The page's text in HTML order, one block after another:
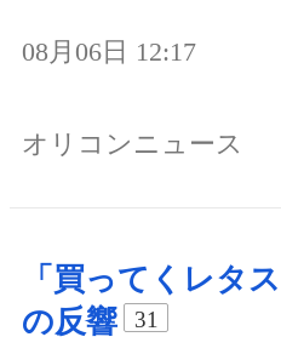
08月06日 12:17
オリコンニュース
「買ってくレタ
の反響
31